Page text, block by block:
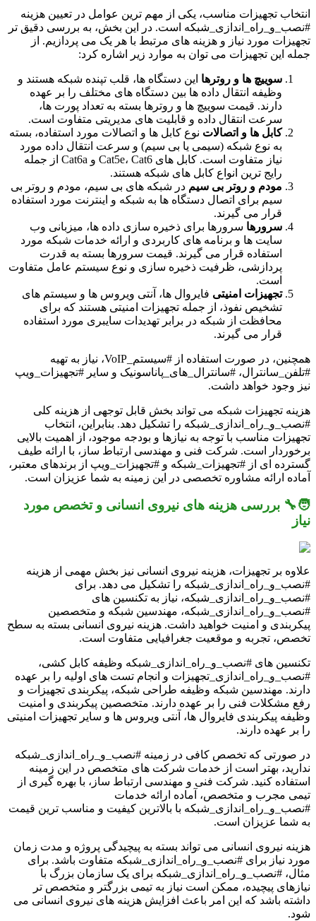
انتخاب تجهیزات مناسب، یکی از مهم ترین عوامل در تعیین هزینه
#نصب_و_راه_اندازی_شبکه است. در این بخش، به بررسی دقیق تر
تجهیزات مورد نیاز و هزینه های مرتبط با هر یک می پردازیم. از
جمله این تجهیزات می توان به موارد زیر اشاره کرد:
سوییچ ها و روترها این دستگاه ها، قلب تپنده شبکه هستند و
وظیفه انتقال داده ها بین دستگاه های مختلف را بر عهده
دارند. قیمت سوییچ ها و روترها بسته به تعداد پورت ها،
سرعت انتقال داده و قابلیت های مدیریتی متفاوت است.
کابل ها و اتصالات نوع کابل ها و اتصالات مورد استفاده، بسته
به نوع شبکه (سیمی یا بی سیم) و سرعت انتقال داده مورد
نیاز متفاوت است. کابل های Cat5e، Cat6 و Cat6a از جمله
رایج ترین انواع کابل های شبکه هستند.
مودم و روتر بی سیم در شبکه های بی سیم، مودم و روتر بی
سیم برای اتصال دستگاه ها به شبکه و اینترنت مورد استفاده
قرار می گیرند.
سرورها سرورها برای ذخیره سازی داده ها، میزبانی وب
سایت ها و برنامه های کاربردی و ارائه خدمات شبکه مورد
استفاده قرار می گیرند. قیمت سرورها بسته به قدرت
پردازشی، ظرفیت ذخیره سازی و نوع سیستم عامل متفاوت
است.
تجهیزات امنیتی فایروال ها، آنتی ویروس ها و سیستم های
تشخیص نفوذ، از جمله تجهیزات امنیتی هستند که برای
محافظت از شبکه در برابر تهدیدات سایبری مورد استفاده
قرار می گیرند.
همچنین، در صورت استفاده از #سیستم_VoIP، نیاز به تهیه
#تلفن_سانترال، #سانترال_های_پاناسونیک و سایر #تجهیزات_ویپ
نیز وجود خواهد داشت.
هزینه تجهیزات شبکه می تواند بخش قابل توجهی از هزینه کلی
#نصب_و_راه_اندازی_شبکه را تشکیل دهد. بنابراین، انتخاب
تجهیزات مناسب با توجه به نیازها و بودجه موجود، از اهمیت بالایی
برخوردار است. شرکت فنی و مهندسی ارتباط ساز، با ارائه طیف
گسترده ای از #تجهیزات_شبکه و #تجهیزات_ویپ از برندهای معتبر،
آماده ارائه مشاوره تخصصی در این زمینه به شما عزیزان است.
🧑‍🔧 بررسی هزینه های نیروی انسانی و تخصص مورد
نیاز
علاوه بر تجهیزات، هزینه نیروی انسانی نیز بخش مهمی از هزینه
#نصب_و_راه_اندازی_شبکه را تشکیل می دهد. برای
#نصب_و_راه_اندازی_شبکه، نیاز به تکنسین های
#نصب_و_راه_اندازی_شبکه، مهندسین شبکه و متخصصین
پیکربندی و امنیت خواهید داشت. هزینه نیروی انسانی بسته به سطح
تخصص، تجربه و موقعیت جغرافیایی متفاوت است.
تکنسین های #نصب_و_راه_اندازی_شبکه وظیفه کابل کشی،
#نصب_و_راه_اندازی_تجهیزات و انجام تست های اولیه را بر عهده
دارند. مهندسین شبکه وظیفه طراحی شبکه، پیکربندی تجهیزات و
رفع مشکلات فنی را بر عهده دارند. متخصصین پیکربندی و امنیت
وظیفه پیکربندی فایروال ها، آنتی ویروس ها و سایر تجهیزات امنیتی
را بر عهده دارند.
در صورتی که تخصص کافی در زمینه #نصب_و_راه_اندازی_شبکه
ندارید، بهتر است از خدمات شرکت های متخصص در این زمینه
استفاده کنید. شرکت فنی و مهندسی ارتباط ساز، با بهره گیری از
تیمی مجرب و متخصص، آماده ارائه خدمات
#نصب_و_راه_اندازی_شبکه با بالاترین کیفیت و مناسب ترین قیمت
به شما عزیزان است.
هزینه نیروی انسانی می تواند بسته به پیچیدگی پروژه و مدت زمان
مورد نیاز برای #نصب_و_راه_اندازی_شبکه متفاوت باشد. برای
مثال، #نصب_و_راه_اندازی_شبکه برای یک سازمان بزرگ با
نیازهای پیچیده، ممکن است نیاز به تیمی بزرگتر و متخصص تر
داشته باشد که این امر باعث افزایش هزینه های نیروی انسانی می
شود.